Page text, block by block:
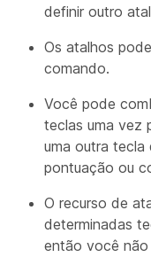
definir outro
Os atalhos
comando.
Você pode
teclas uma vez
uma outra tecla
pontuação ou
O recurso de
determinadas
então você não